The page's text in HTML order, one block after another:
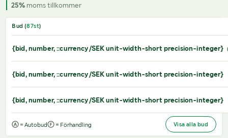
25% moms tillkommer
Bud (87st)
{bid, number, ::currency/SEK unit-width-short precision-integer}
{bid, number, ::currency/SEK unit-width-short precision-integer}
{bid, number, ::currency/SEK unit-width-short precision-integer}
= Autobud = Förhandling Visa alla bud